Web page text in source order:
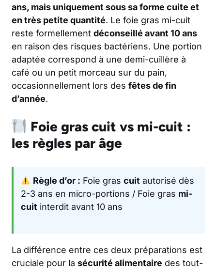
ans, mais uniquement sous sa forme cuite et
en très petite quantité. Le foie gras mi-cuit
reste formellement déconseillé avant 10 ans
en raison des risques bactériens. Une portion
adaptée correspond à une demi-cuillère à
café ou un petit morceau sur du pain,
occasionnellement lors des fêtes de fin
d’année.
Foie gras cuit vs mi-cuit :
les règles par âge
Règle d’or : Foie gras cuitautorisé dès
2-3 ans en micro-portions / Foie gras mi-
cuit interdit avant 10 ans
La différence entre ces deux préparations est
cruciale pour la sécurité alimentaire des tout-